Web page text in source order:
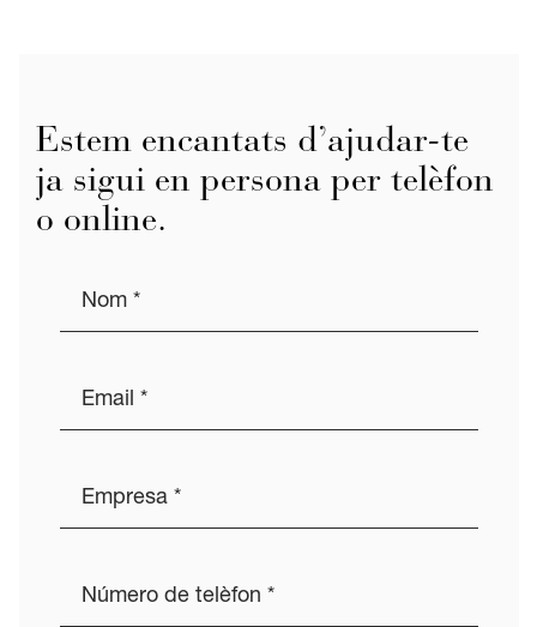
Estem encantats d’ajudar-te
ja sigui en persona per telèfon
o online.